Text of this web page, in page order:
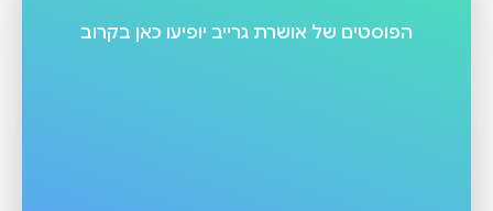
הפוסטים של אושרת גרייב יופיעו כאן בקרוב